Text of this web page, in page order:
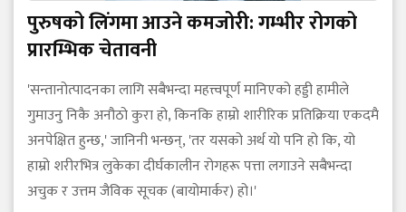
पुरुषको लिंगमा आउने कमजोरी: गम्भीर रोगको
प्रारम्भिक चेतावनी
'सन्तानोत्पादनका लागि सबैभन्दा महत्त्वपूर्ण मानिएको हड्डी हामीले
गुमाउनु निकै अनौठो कुरा हो, किनकि हाम्रो शारीरिक प्रतिक्रिया एकदमै
अनपेक्षित हुन्छ,' जानिनी भन्छन्, 'तर यसको अर्थ यो पनि हो कि, यो
हाम्रो शरीरभित्र लुकेका दीर्घकालीन रोगहरू पत्ता लगाउने सबैभन्दा
अचुक र उत्तम जैविक सूचक (बायोमार्कर) हो।'